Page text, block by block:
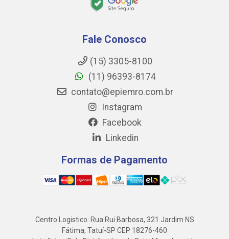
Fale Conosco
(15) 3305-8100
(11) 96393-8174
contato@epiemro.com.br
Instagram
Facebook
Linkedin
Formas de Pagamento
Centro Logistico: Rua Rui Barbosa, 321 Jardim NS
Fátima, Tatuí-SP CEP 18276-460